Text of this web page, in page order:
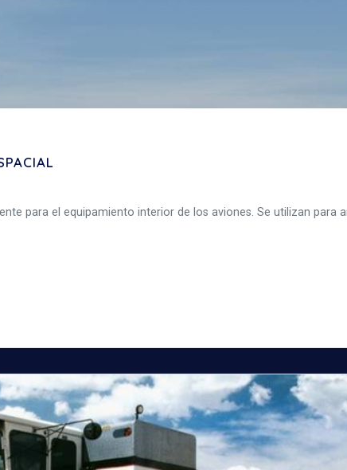
para el equipamiento interior de los aviones. Se utilizan para